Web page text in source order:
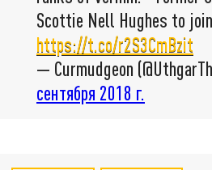
Scottie Nell Hughes to
https://t.co/r2S3CmBzit
— Curmudgeon
сентября 2018 г.